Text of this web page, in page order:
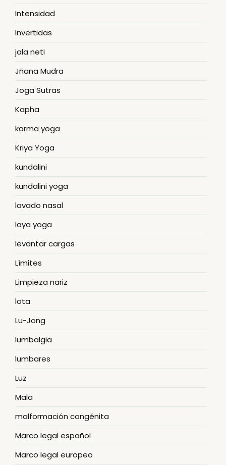
Intensidad
Invertidas
jala neti
Jñana Mudra
Joga Sutras
Kapha
karma yoga
Kriya Yoga
kundalini
kundalini yoga
lavado nasal
laya yoga
levantar cargas
Límites
Limpieza nariz
lota
Lu-Jong
lumbalgia
lumbares
Luz
Mala
malformación congénita
Marco legal español
Marco legal europeo